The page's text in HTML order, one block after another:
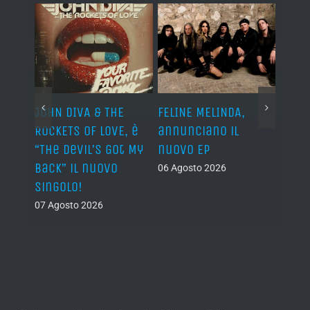
JOHN DIVA & THE
ROCKETS OF LOVE, è
“The Devil’s Got My
Back” il nuovo
singolo!
07 Agosto 2026
FELINE MELINDA,
annunciano il
nuovo EP
06 Agosto 2026